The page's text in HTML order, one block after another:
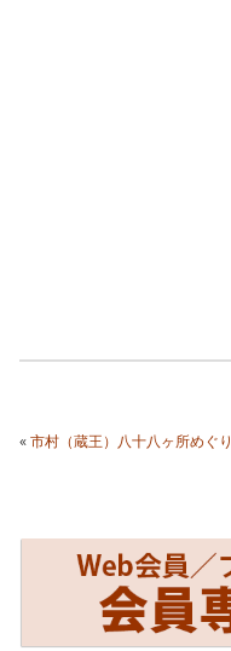
«市村（蔵王）八十八ヶ所めぐり